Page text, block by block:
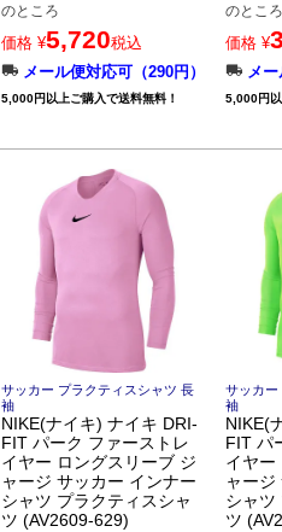
のところ
価格 ¥5,720税込
メール便対応可（290円）
5,000円以上ご購入で送料無料！
のところ
価格 ¥
メー
5,000円以
サッカー プラクティスシャツ 長
袖
NIKE(ナイキ) ナイキ DRI-
FIT パーク ファーストレ
イヤー ロングスリーブ ジ
ャージ サッカー インナー
シャツ プラクティスシャ
ツ (AV2609-629)
サッカー
袖
NIKE(
FIT パ
イヤー
ャージ
シャツ
ツ